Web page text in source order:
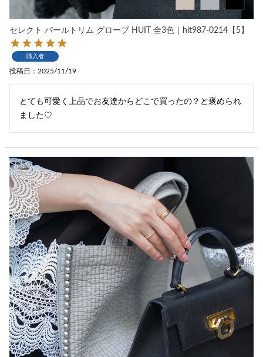
セレクト パールトリム グローブ HUIT 全3色｜hit987-0214【5】
購入者
投稿日 2025/11/19
とても可愛く上品でお友達からどこで買ったの？と褒められ